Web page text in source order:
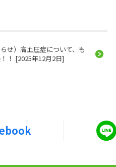
せ）高血圧症について、も
！ [2025年12月2日]